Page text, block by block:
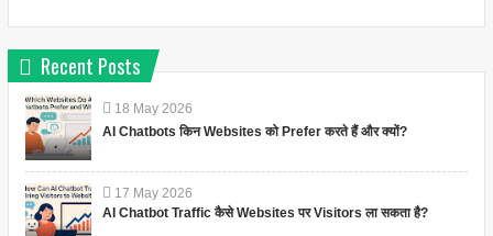
Recent Posts
18 May 2026
AI Chatbots किन Websites को Prefer करते हैं और क्यों?
17 May 2026
AI Chatbot Traffic कैसे Websites पर Visitors ला सकता है?